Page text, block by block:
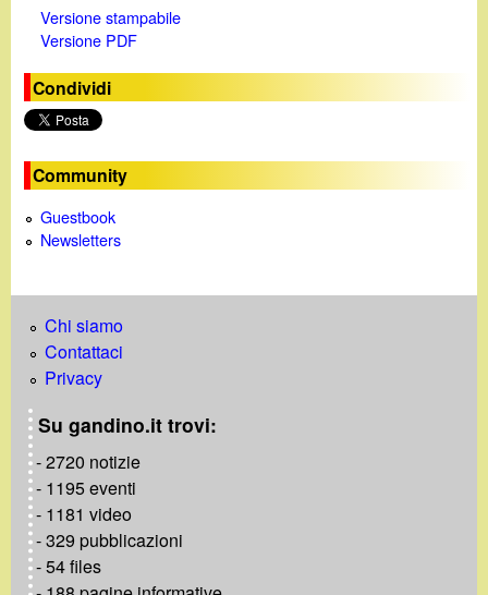
d
Versione stampabile
Versione PDF
Condividi
Community
Guestbook
Newsletters
Chi siamo
Contattaci
Privacy
Su gandino.it trovi:
- 2720 notizie
- 1195 eventi
- 1181 video
- 329 pubblicazioni
- 54 files